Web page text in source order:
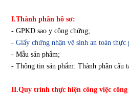
I.Thành phần hồ sơ:
- GPKD sao y công chứng;
- Giấy chứng nhận vệ sinh an toàn thực
- Mẫu sản phẩm;
- Thông tin sản phẩm: Thành phần cấu
II.Quy trình thực hiện công việc